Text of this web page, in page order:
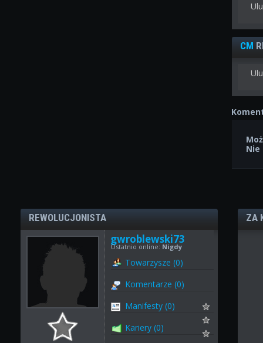
CM
REWOLUCJONISTA
gwroblewski73
Ostatnio online: Nigdy
Towarzysze (0)
Komentarze (0)
Manifesty (0)
Kariery (0)
ZA